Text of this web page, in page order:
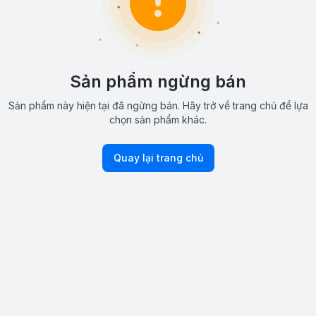
Sản phẩm ngừng bán
Sản phẩm này hiện tại đã ngừng bán. Hãy trở về trang chủ để lựa
chọn sản phẩm khác.
Quay lại trang chủ